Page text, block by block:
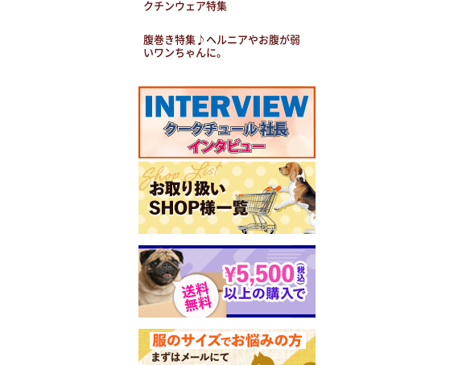
クチンウェア特集
腹巻き特集♪ヘルニアやお腹が弱
いワンちゃんに。